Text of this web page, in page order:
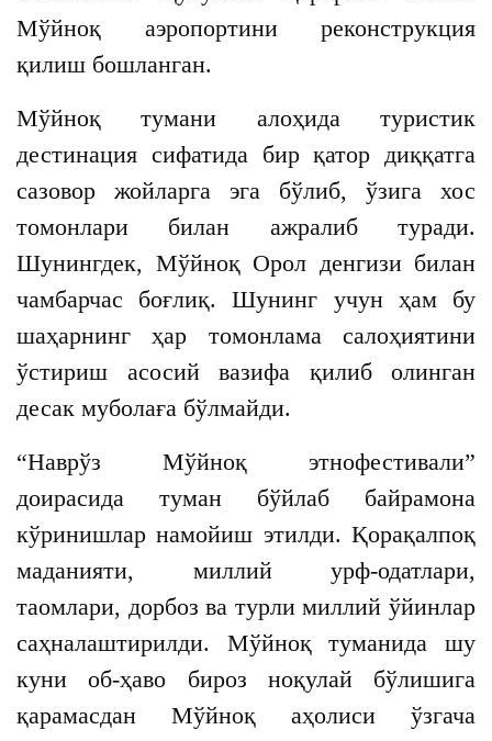
Мўйноқ аэропортини реконструкция
қилиш бошланган.
Мўйноқ тумани алоҳида туристик
дестинация сифатида бир қатор диққатга
сазовор жойларга эга бўлиб, ўзига хос
томонлари билан ажралиб туради.
Шунингдек, Мўйноқ Орол денгизи билан
чамбарчас боғлиқ. Шунинг учун ҳам бу
шаҳарнинг ҳар томонлама салоҳиятини
ўстириш асосий вазифа қилиб олинган
десак муболаға бўлмайди.
“Наврўз Мўйноқ этнофестивали”
доирасида туман бўйлаб байрамона
кўринишлар намойиш этилди. Қорақалпоқ
маданияти, миллий урф-одатлари,
таомлари, дорбоз ва турли миллий ўйинлар
саҳналаштирилди. Мўйноқ туманида шу
куни об-ҳаво бироз ноқулай бўлишига
қарамасдан Мўйноқ аҳолиси ўзгача